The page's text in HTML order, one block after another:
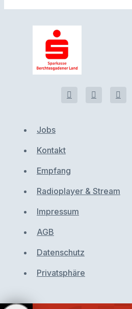
Jobs
Kontakt
Empfang
Radioplayer & Stream
Impressum
AGB
Datenschutz
Privatsphäre